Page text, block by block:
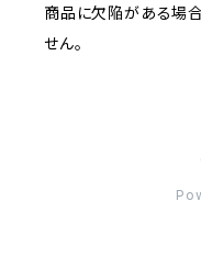
商品に欠陥がある場
せん。